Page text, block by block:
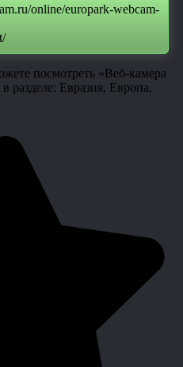
online/europark-webcam-
посмотреть «Веб-камера
разделе: Евразия, Европа,